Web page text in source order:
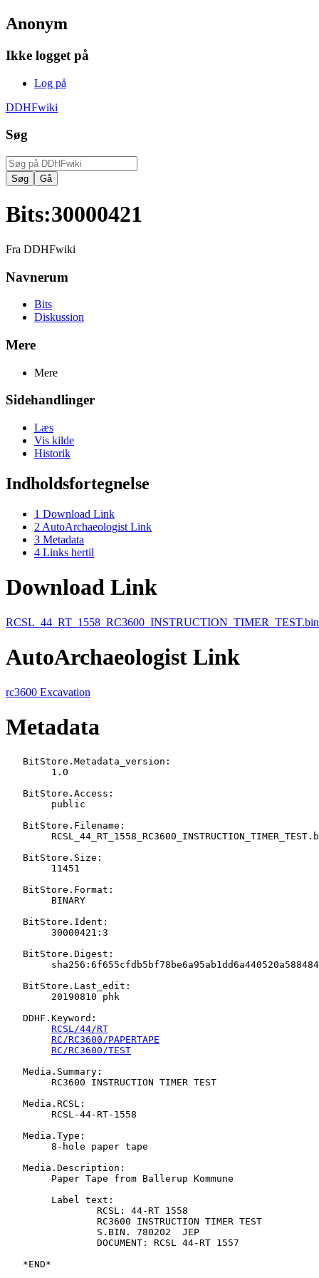
Anonym
Ikke logget på
Log på
DDHFwiki
Søg
Bits:30000421
Fra DDHFwiki
Navnerum
Bits
Diskussion
Mere
Mere
Sidehandlinger
Læs
Vis kilde
Historik
Indholdsfortegnelse
1 Download Link
2 AutoArchaeologist Link
3 Metadata
4 Links hertil
Download Link
RCSL_44_RT_1558_RC3600_INSTRUCTION_TIMER_TEST.bin
AutoArchaeologist Link
rc3600 Excavation
Metadata
   BitStore.Metadata_version:
   BitStore.Access:
   BitStore.Filename:
   BitStore.Size:
   BitStore.Format:
   BitStore.Ident:
   BitStore.Digest:
   BitStore.Last_edit:
   DDHF.Keyword:
RCSL/44/RT
RC/RC3600/PAPERTAPE
RC/RC3600/TEST
   Media.Summary:
   Media.RCSL:
   Media.Type:
   Media.Description: